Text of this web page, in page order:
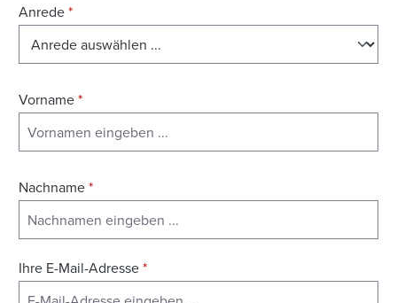
Anrede*
Vorname*
Nachname*
Ihre E-Mail-Adresse*